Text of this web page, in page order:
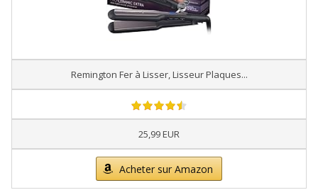
Remington Fer à Lisser, Lisseur Plaques...
25,99 EUR
Acheter sur Amazon